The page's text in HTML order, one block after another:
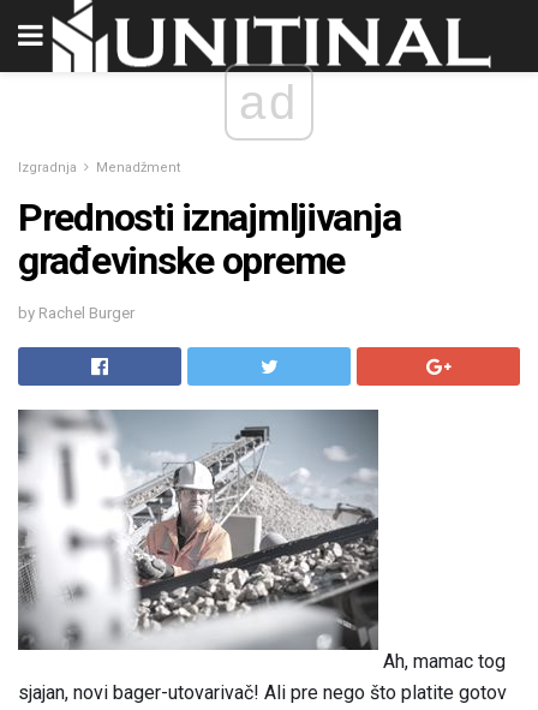
ad
Izgradnja Menadžment
Prednosti iznajmljivanja
građevinske opreme
by Rachel Burger
Ah, mamac tog
sjajan, novi bager-utovarivač! Ali pre nego što platite gotov